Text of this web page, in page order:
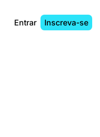
Entrar Inscreva-se